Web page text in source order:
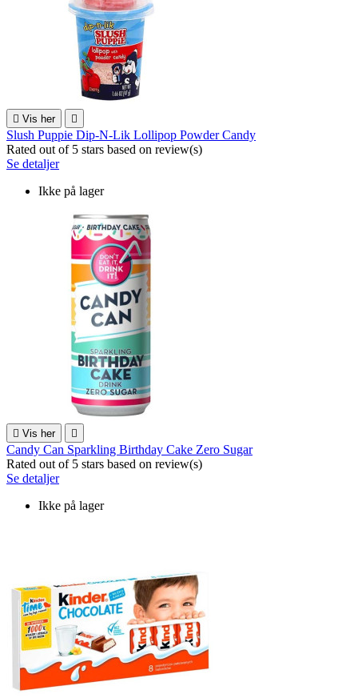
 Vis her 
Slush Puppie Dip-N-Lik Lollipop Powder Candy
Rated out of 5 stars based on review(s)
Se detaljer
Ikke på lager
 Vis her 
Candy Can Sparkling Birthday Cake Zero Sugar
Rated out of 5 stars based on review(s)
Se detaljer
Ikke på lager